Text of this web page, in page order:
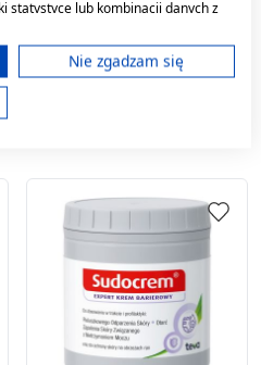
statystyce lub kombinacji danych z
Europejską i wysyłane do USA.
wyłącznie tej witryny/aplikacji.
IAB)
na urządzeniu
danych do
Nie zgadzam się